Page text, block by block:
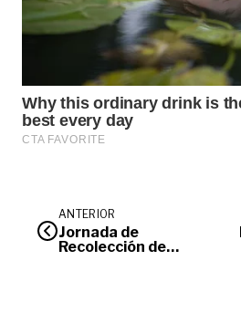
ANTERIOR
Jornada de
Recolección de